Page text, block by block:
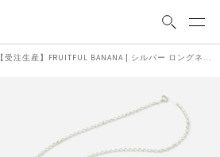
【受注生産】FRUITFUL BANANA | シルバー ロングネックレス